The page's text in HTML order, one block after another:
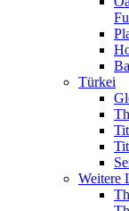
Türkei
Weitere